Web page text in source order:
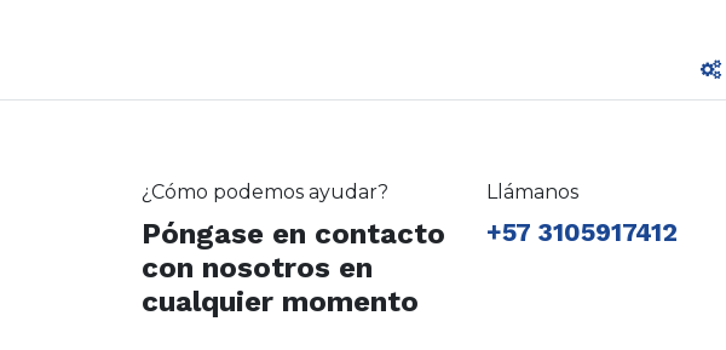
¿Cómo podemos ayudar?
Póngase en contacto
con nosotros en
cualquier momento
Llámanos
+57 3105917412